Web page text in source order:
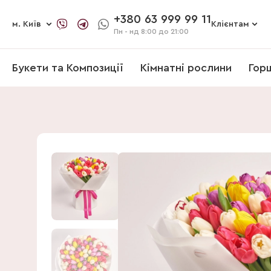
м. Київ +380 63 999 99 11
Пн - нд 8:00 до 21:00
Клієнтам
Букети та Композиції Кімнатні рослини